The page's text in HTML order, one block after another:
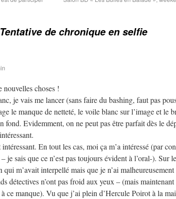
Tentative de chronique en selfie
nouvelles choses !
je vais me lancer (sans faire du bashing, faut pas
le manque de netteté, le voile blanc sur l’image et le
fond. Evidemment, on ne peut pas être parfait dès le
En tout les cas, moi ça m’a intéressé (par
je sais que ce n’est pas toujours évident à l’oral-). Sur
qui m’avait interpellé mais que je n’ai
détectives n’ont pas froid aux yeux – (mais
ce manque). Vu que j’ai plein d’Hercule Poirot à la